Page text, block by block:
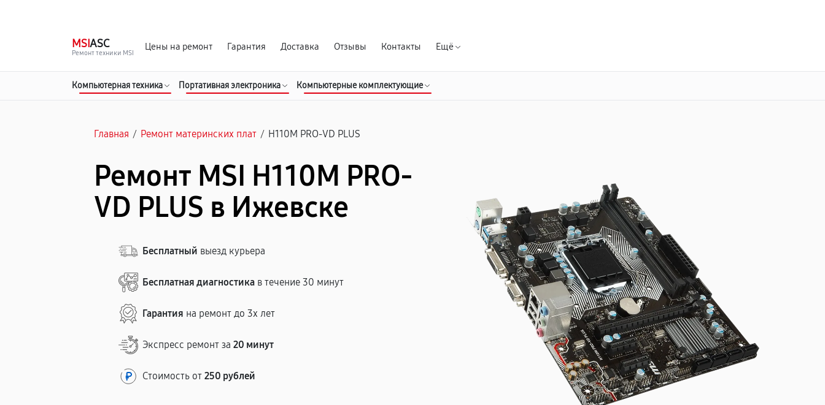
MSIASC
Ремонт техники MSI
Цены на ремонт Гарантия Доставка Отзывы Контакты Ещё
Компьютерная техника Портативная электроника Компьютерные комплектующие
Главная / Ремонт материнских плат / H110M PRO-VD PLUS
Ремонт MSI H110M PRO-
VD PLUS в Ижевске
Бесплатный выезд курьера
Бесплатная диагностика в течение 30 минут
Гарантия на ремонт до 3х лет
Экспресс ремонт за20 минут
Стоимость от250 рублей